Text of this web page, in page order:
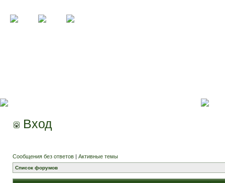
Вход
Сообщения без ответов | Активные темы
Список форумов